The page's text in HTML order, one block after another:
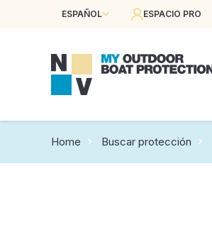
ESPAÑOL ESPACIO PRO
Home Buscar protección